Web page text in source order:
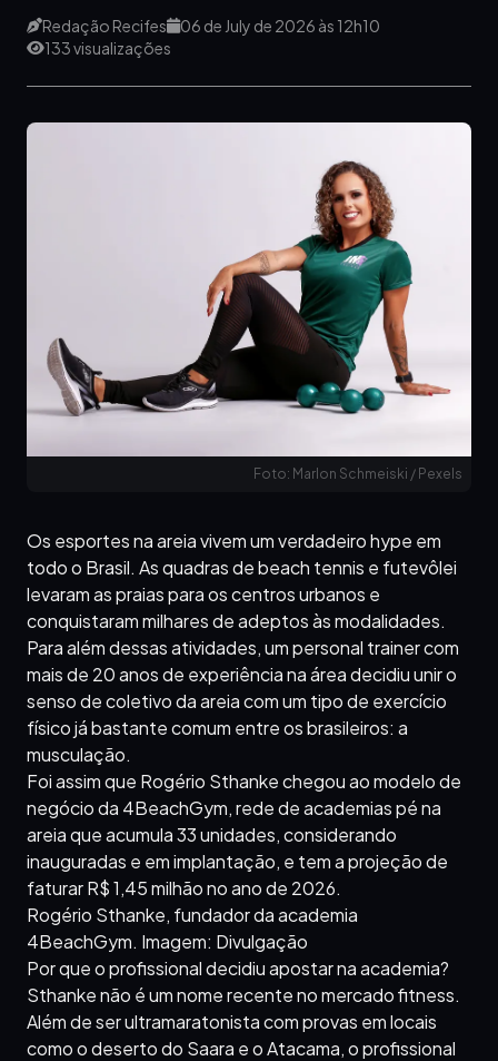
Redação Recifes
06 de July de 2026 às 12h10
133 visualizações
Foto: Marlon Schmeiski / Pexels
Os esportes na areia vivem um verdadeiro hype em
todo o Brasil. As quadras de beach tennis e futevôlei
levaram as praias para os centros urbanos e
conquistaram milhares de adeptos às modalidades.
Para além dessas atividades, um personal trainer com
mais de 20 anos de experiência na área decidiu unir o
senso de coletivo da areia com um tipo de exercício
físico já bastante comum entre os brasileiros: a
musculação.
Foi assim que Rogério Sthanke chegou ao modelo de
negócio da 4BeachGym, rede de academias pé na
areia que acumula 33 unidades, considerando
inauguradas e em implantação, e tem a projeção de
faturar R$ 1,45 milhão no ano de 2026.
Rogério Sthanke, fundador da academia
4BeachGym. Imagem: Divulgação
Por que o profissional decidiu apostar na academia?
Sthanke não é um nome recente no mercado fitness.
Além de ser ultramaratonista com provas em locais
como o deserto do Saara e o Atacama, o profissional